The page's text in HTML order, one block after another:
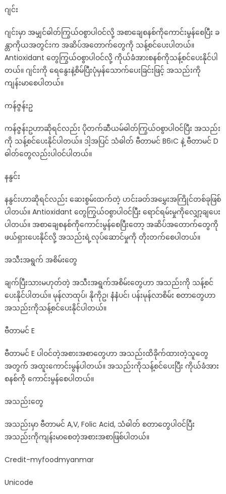
ဂျင်း
ဂျင်းမှာ အမျှင်ဓါတ်ကြွယ်ဝစွာပါဝင်လို့ အစာချေစနစ်ကိုကောင်းမွန်စေပြီး ခ
န္တာကိုယအတွင်းက အဆိပ်အတောက်တွေကို သန့်စင်ပေးပါတယ်။
Antioxidant တွေကြွယ်ဝစွာပါဝင်လို့ ကိုယ်ခံအားစနစ်ကိုသန့်စင်ပေးနိုင်ပါ
တယ်။ ဂျင်းကို ရေနွေးနဲ့စိမ်ပြီးပုံမှန်သောက်ပေးခြင်းဖြင့် အသည်းကို
ကျန်းမာစေပါတယ်။
ကန်ဇွန်းဥ
ကန်ဇွန်းဥဟာဆိုရင်လည်း ပိုတက်ဆီယမ်ဓါတ်ကြွယ်ဝစွာပါဝင်ပြီး အသည်း
ကို သန့်စင်ပေးနိုင်ပါတယ်။ ဒါ့အပြင် သံဓါတ် ဗီတာမင် B6၊C နဲ့ ဗီတာမင် D
ဓါတ်တွေလည်းပါဝင်ပါတယ်။
နနွင်း
နနွင်းဟာဆိုရင်လည်း ဆေးစွမ်းထက်တဲ့ ဟင်းခတ်အမွှေးအကြိုင်တစ်ခုဖြစ်
ပါတယ်။ Antioxidant တွေကြွယ်ဝစွာပါဝင်ပြီး ရောင်ရမ်းမှုကိုလျှော့ချပေး
ပါတယ်။ အစာချေစနစ်ကိုကောင်းမွန်စေပြီးတော့ အဆိပ်အတောက်တွေကို
ဖယ်ရှားပေးနိုင်လို့ အသည်းရဲ့လုပ်ဆောင်မှုကို တိုးတက်စေပါတယ်။
အသီးအရွက် အစိမ်းတွေ
ချက်ပြီးသားမဟုတ်တဲ့ အသီးအရွက်အစိမ်းတွေဟာ အသည်းကို သန့်စင်
ပေးနိုင်ပါတယ်။ မုန်လာထုပ်၊ နိုကိုဥ၊ နံနံပင်၊ ပန်းမုန်လာစိမ်း စတာတွေဟာ
အသည်းကိုသန့်စင်ပေးနိုင်ပါတယ်။
ဗီတာမင် E
ဗီတာမင် E ပါဝင်တဲ့အစားအစာတွေဟာ အသည်းထိခိုက်ထားတဲ့သူတွေ
အတွက် အထူးကောင်းမွန်ပါတယ်။ အသည်းကိုသန့်စင်ပေးပြီး ကိုယ်ခံအား
စနစ်ကို ကောင်းမွန်စေပါတယ်။
အသည်းတွေ
အသည်းမှာ ဗီတာမင် A,V, Folic Acid, သံဓါတ် စတာတွေပါဝင်ပြီး
အသည်းကိုကျန်းမာစေတဲ့အစားအစာဖြစ်ပါတယ်။
Credit-myfoodmyanmar
Unicode